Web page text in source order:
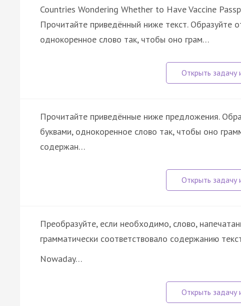
Countries Wondering Whether to Have Vaccine
Прочитайте приведённый ниже текст. Образуйте
однокоренное слово так, чтобы оно грам…
Прочитайте приведённые ниже предложения.
буквами, однокоренное слово так, чтобы оно
содержан…
Преобразуйте, если необходимо, слово,
грамматически соответствовало содержанию
Nowaday…